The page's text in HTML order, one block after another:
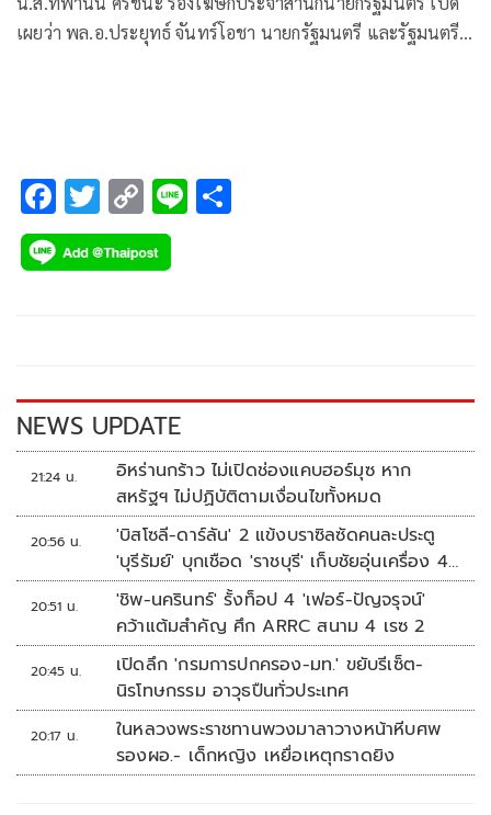
เผยว่า พล.อ.ประยุทธ์ จันทร์โอชา นายกรัฐมนตรี และรัฐมนตรี
F
ac
e
k
T
wi
tt
C
o
p
k
Li
NEWS UPDATE
21:24 น.
อิหร่านกร้าว ไม่เปิดช่องแคบฮอร์มุซ หาก
สหรัฐฯ ไม่ปฏิบัติตามเงื่อนไขทั้งหมด
20:56 น.
'บิสโซลี-ดาร์ลัน' 2 แข้งบราซิลซัดคนละประตู
'บุรีรัมย์' บุกเชือด 'ราชบุรี' เก็บชัยอุ่นเครื่อง 4
นัดรวด
20:51 น.
'ชิพ-นครินทร์' รั้งท็อป 4 'เฟอร์-ปัญจรุจน์'
คว้าแต้มสำคัญ ศึก ARRC สนาม 4 เรซ 2
20:45 น.
เปิดลึก 'กรมการปกครอง-มท.' ขยับรีเซ็ต-
นิรโทษกรรม อาวุธปืนทั่วประเทศ
20:17 น.
ในหลวงพระราชทานพวงมาลาวางหน้าหีบศพ
รองผอ.- เด็กหญิง เหยื่อเหตุกราดยิง